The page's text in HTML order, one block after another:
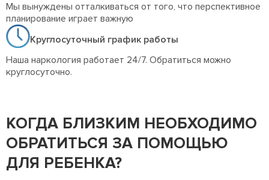
Мы вынуждены отталкиваться от того, что перспективное
планирование играет важную
Круглосуточный график работы
Наша наркология работает 24/7. Обратиться можно
круглосуточно.
КОГДА БЛИЗКИМ НЕОБХОДИМО
ОБРАТИТЬСЯ ЗА ПОМОЩЬЮ
ДЛЯ РЕБЕНКА?